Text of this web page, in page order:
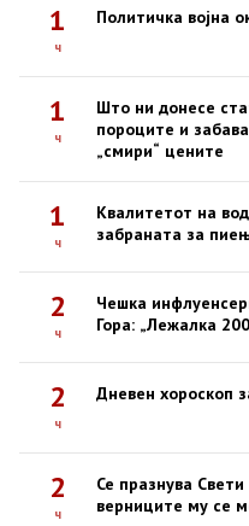
1
ч
Политичка војна
1
ч
Што ни донесе
пороците и
„смири“ цените
1
ч
Квалитетот на
забраната за
2
ч
Чешка
Гора: „Лежалка
2
ч
Дневен хороскоп
2
ч
Се празнува
верниците му се